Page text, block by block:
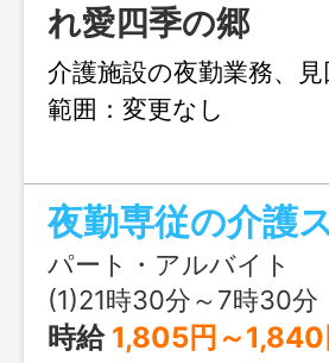
れ愛四季の郷
介護施設の夜勤業務
範囲：変更なし
パート・アルバイト
(1)21時30分～7時30分
時給 1,805円～1,840